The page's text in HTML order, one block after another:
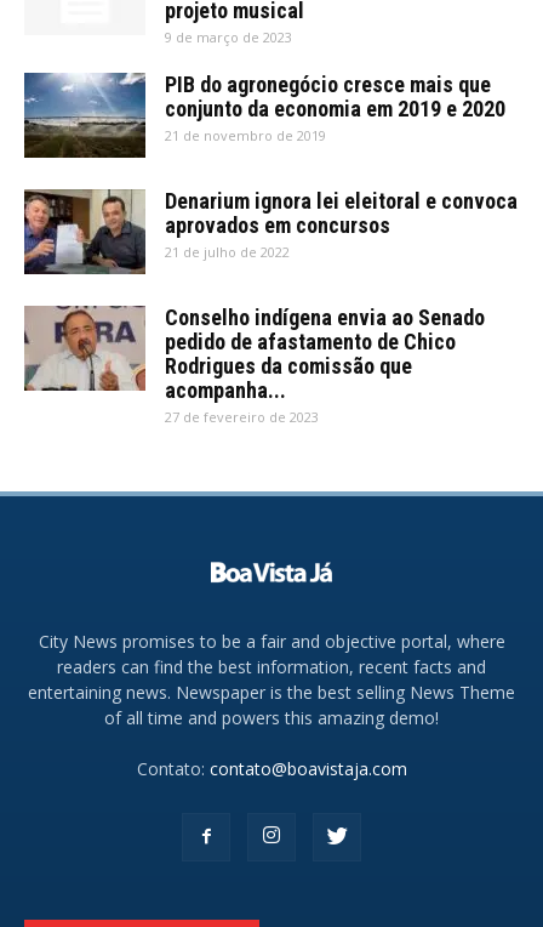
projeto musical
9 de março de 2023
PIB do agronegócio cresce mais que
conjunto da economia em 2019 e 2020
21 de novembro de 2019
Denarium ignora lei eleitoral e convoca
aprovados em concursos
21 de julho de 2022
Conselho indígena envia ao Senado
pedido de afastamento de Chico
Rodrigues da comissão que
acompanha...
27 de fevereiro de 2023
City News promises to be a fair and objective portal, where
readers can find the best information, recent facts and
entertaining news. Newspaper is the best selling News Theme
of all time and powers this amazing demo!
Contato: contato@boavistaja.com